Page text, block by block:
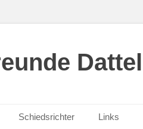
Schiedsrichter Links